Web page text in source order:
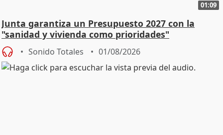
01:09
Junta garantiza un Presupuesto 2027 con la
"sanidad y vivienda como prioridades"
Sonido Totales 01/08/2026